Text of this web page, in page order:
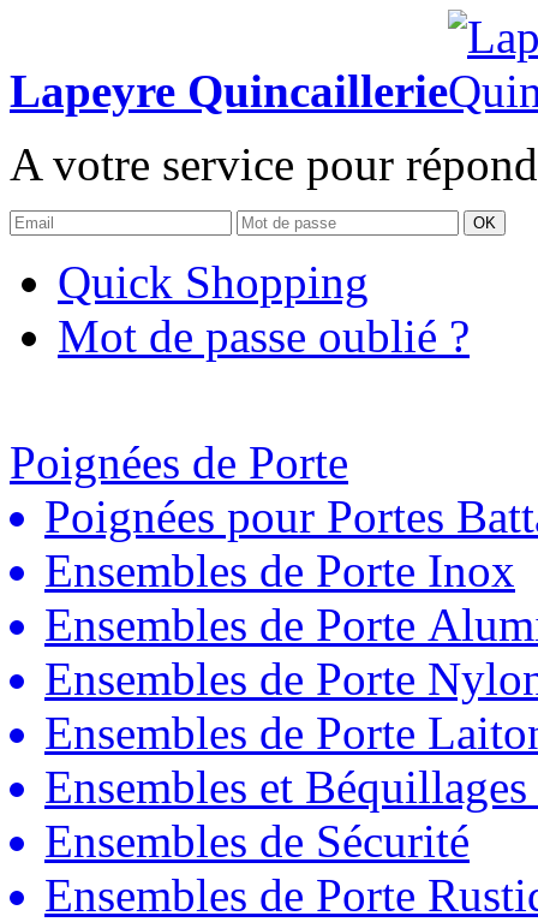
Lapeyre Quincaillerie
A votre service pour
OK
Quick Shopping
Mot de passe oublié ?
Poignées de Porte
Poignées pour Portes
Ensembles de Porte Inox
Ensembles de Porte
Ensembles de Porte
Ensembles de Porte
Ensembles et
Ensembles de Sécurité
Ensembles de Porte